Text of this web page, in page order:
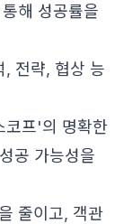
해 성공률을
, 전략, 협상 능
코프'의 명확한
공 가능성을
줄이고, 객관